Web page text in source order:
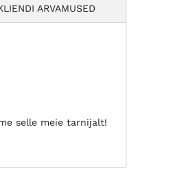
ARVAMUSED
selle meie tarnijalt!